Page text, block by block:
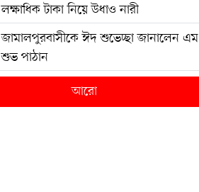
লক্ষাধিক টাকা নিয়ে উধাও নারী
জামালপুরবাসীকে ঈদ শুভেচ্ছা জানালেন এম
শুভ পাঠান
আরো